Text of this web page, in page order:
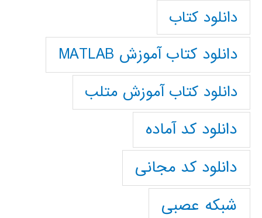
دانلود کتاب
دانلود کتاب آموزش MATLAB
دانلود کتاب آموزش متلب
دانلود کد آماده
دانلود کد مجانی
شبکه عصبی